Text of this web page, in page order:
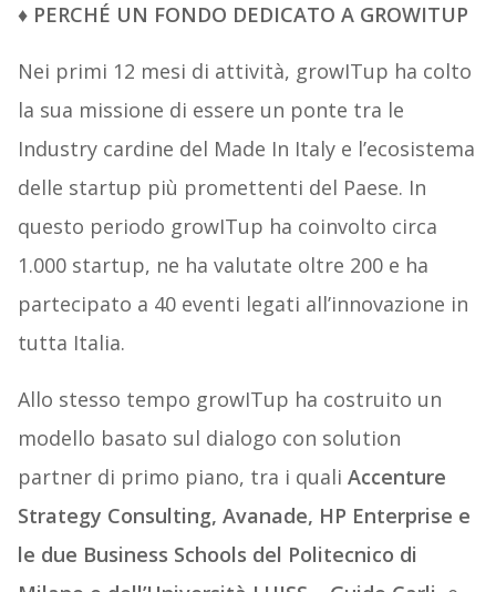
♦ PERCHÉ UN FONDO DEDICATO A GROWITUP
Nei primi 12 mesi di attività, growITup ha colto
la sua missione di essere un ponte tra le
Industry cardine del Made In Italy e l’ecosistema
delle startup più promettenti del Paese. In
questo periodo growITup ha coinvolto circa
1.000 startup, ne ha valutate oltre 200 e ha
partecipato a 40 eventi legati all’innovazione in
tutta Italia.
Allo stesso tempo growITup ha costruito un
modello basato sul dialogo con solution
partner di primo piano, tra i quali Accenture
Strategy Consulting, Avanade, HP Enterprise e
le due Business Schools del Politecnico di